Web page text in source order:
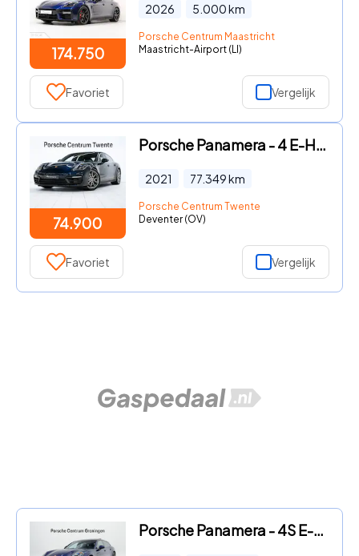
174.750
2026 5.000km
Porsche Centrum Maastricht
Maastricht-Airport (LI)
Favoriet Vergelijk
74.900
Porsche Panamera - 4 E-Hybrid
2021 77.349km
Porsche Centrum Twente
Deventer (OV)
Favoriet Vergelijk
Porsche Panamera - 4S E-Hybrid Sport Turismo